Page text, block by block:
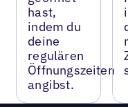
hast,
indem du
deine
regulären
Öffnungszeiten
angibst.